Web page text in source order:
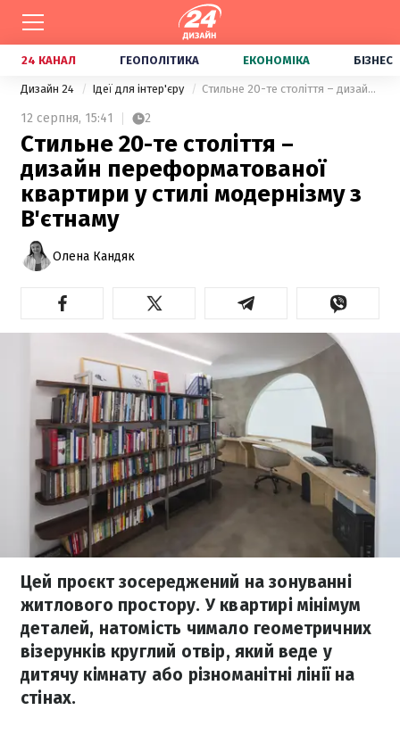
24 КАНАЛ ГЕОПОЛІТИКА ЕКОНОМІКА БІЗНЕС
Дизайн 24 Ідеї для інтер'єру Стильне 20-те століття – дизайн переформатованої квартири у стилі модернізму з В'єтнаму
12 серпня, 15:41 2
Стильне 20-те століття –
дизайн переформатованої
квартири у стилі модернізму з
В'єтнаму
Олена Кандяк
Цей проєкт зосереджений на зонуванні
житлового простору. У квартирі мінімум
деталей, натомість чимало геометричних
візерунків круглий отвір, який веде у
дитячу кімнату або різноманітні лінії на
стінах.